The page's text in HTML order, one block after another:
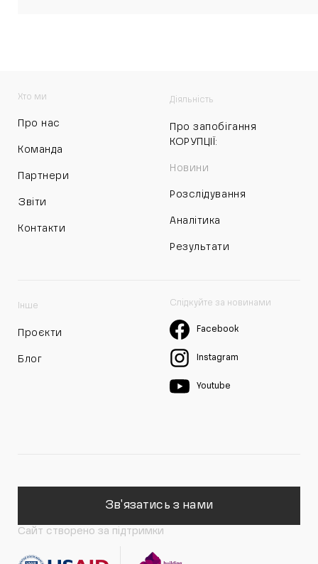
Хто ми
Про нас
Команда
Партнери
Звіти
Контакти
Діяльність
Про запобігання
КОРУПЦІЇ:
Новини
Розслідування
Аналітика
Результати
Інше
Проєкти
Блог
Слідкуйте за новинами
Facebook
Instagram
Youtube
Зв'язатись з нами
Сайт створено за підтримки